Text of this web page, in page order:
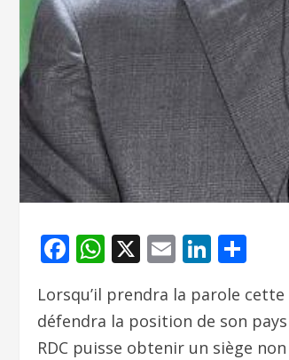
Facebook
WhatsApp
X Email
Lorsqu’il prendra la parole cette
défendra la position de son
RDC puisse obtenir un siège